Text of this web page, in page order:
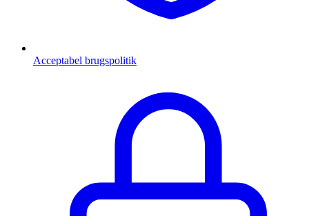
Acceptabel brugspolitik